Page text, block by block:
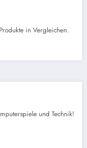
in Vergleichen.
und Technik!